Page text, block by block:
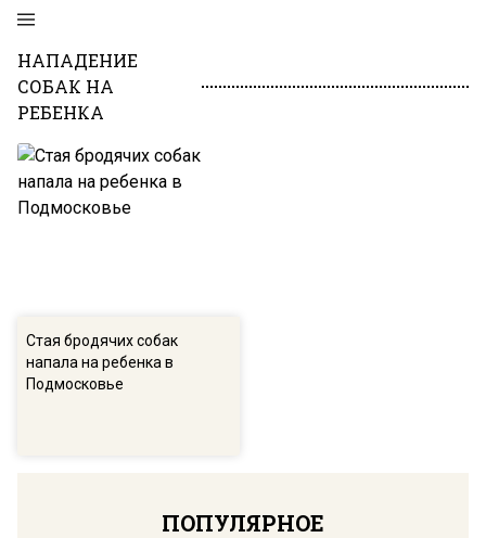
НАПАДЕНИЕ
СОБАК НА
РЕБЕНКА
Стая бродячих собак
напала на ребенка в
Подмосковье
ПОПУЛЯРНОЕ